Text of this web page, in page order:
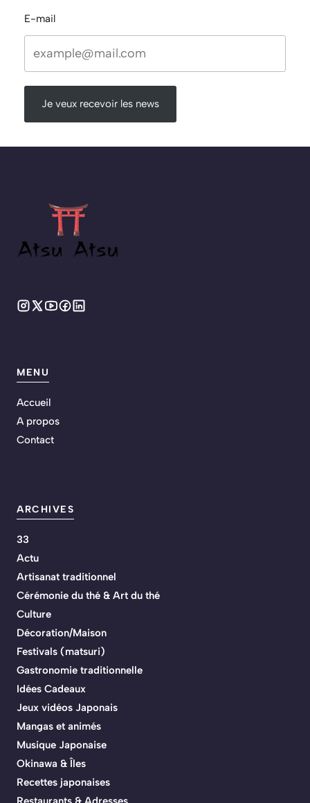
E-mail
Je veux recevoir les news
MENU
Accueil
A propos
Contact
ARCHIVES
33
Actu
Artisanat traditionnel
Cérémonie du thé & Art du thé
Culture
Décoration/Maison
Festivals (matsuri)
Gastronomie traditionnelle
Idées Cadeaux
Jeux vidéos Japonais
Mangas et animés
Musique Japonaise
Okinawa & Îles
Recettes japonaises